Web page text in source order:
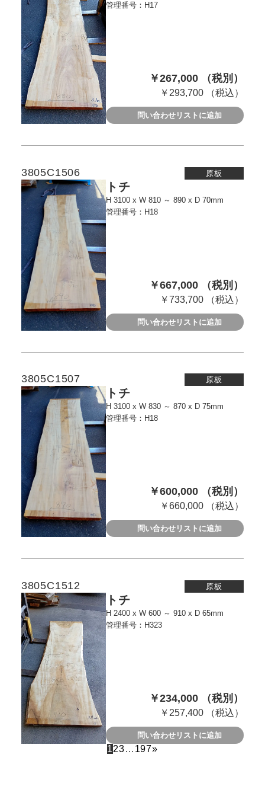
管理番号：H17
￥267,000 （税別）
￥293,700 （税込）
問い合わせリストに追加
3805C1506 原板
トチ
H 3100 x W 810 ～ 890 x D 70mm
管理番号：H18
￥667,000 （税別）
￥733,700 （税込）
問い合わせリストに追加
3805C1507 原板
トチ
H 3100 x W 830 ～ 870 x D 75mm
管理番号：H18
￥600,000 （税別）
￥660,000 （税込）
問い合わせリストに追加
3805C1512 原板
トチ
H 2400 x W 600 ～ 910 x D 65mm
管理番号：H323
￥234,000 （税別）
￥257,400 （税込）
問い合わせリストに追加
123… 197»